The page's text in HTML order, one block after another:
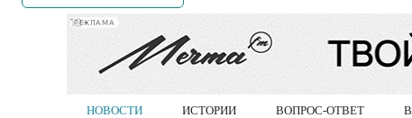
РЕКЛАМА
НОВОСТИ ИСТОРИИ ВОПРОС-ОТВЕТ